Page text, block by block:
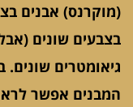
(מוקרנס) אבנים
בצבעים שונים
גיאומטרים
המבנים אפשר